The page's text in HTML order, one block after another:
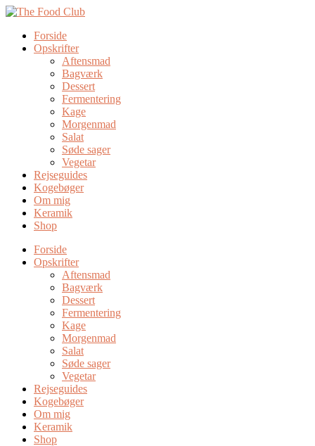
Forside
Opskrifter
Aftensmad
Bagværk
Dessert
Fermentering
Kage
Morgenmad
Salat
Søde sager
Vegetar
Rejseguides
Kogebøger
Om mig
Keramik
Shop
Forside
Opskrifter
Aftensmad
Bagværk
Dessert
Fermentering
Kage
Morgenmad
Salat
Søde sager
Vegetar
Rejseguides
Kogebøger
Om mig
Keramik
Shop